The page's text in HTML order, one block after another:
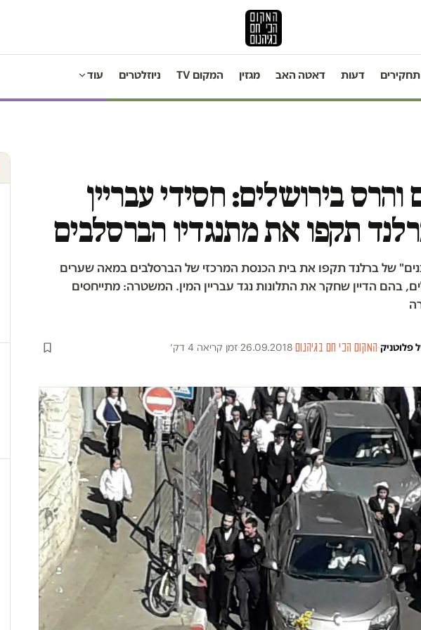
תחקירים דעות דאטה האב מגזין המקום TV ניוזלטרים עוד
והרס בירושלים: חסידי עבריין
תקפו את מתנגדיו הברסלבים
של ברלנד תקפו את בית הכנסת המרכזי של הברסלבים במאה שערים
בהם הדיין שחקר את התלונות נגד עבריין המין. המשטרה: מתייחסים
פלוטניק·המקום הכי חם בגיהנום·
26.09.2018
·זמן קריאה 4 דק׳